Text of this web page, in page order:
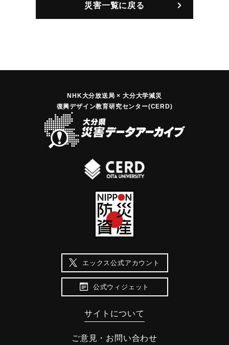
災害一覧に戻る
NHK大分放送局 × 大分大学減災
復興デザイン教育研究センター(CERD)
エックス公式アカウント
公式ウィジェット
サイトについて
ご意見・お問い合わせ